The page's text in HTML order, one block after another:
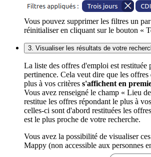
Vous pouvez supprimer les filtres un
réinitialiser en cliquant sur le bouton «
3. Visualiser les résultats de votre
La liste des offres d'emploi est restituée
pertinence. Cela veut dire que les
plus à vos critères s'affichent en
Vous avez renseigné le champ « Lieu
restitue les offres répondant le plus à
celles-ci sont d'abord restituées les
est le plus proche de votre recherche.
Vous avez la possibilité de visualiser
Mappy (non accessible aux personnes